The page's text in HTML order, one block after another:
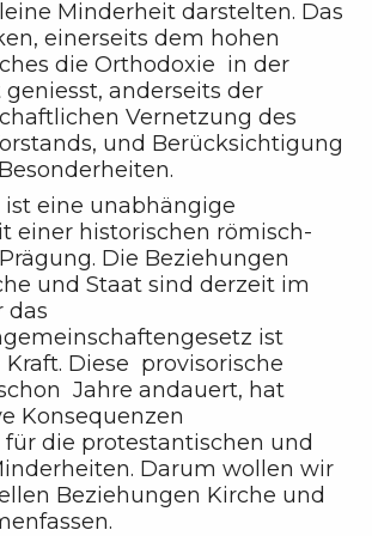
Minderheit darstelten. Das
einerseits dem hohen
die Orthodoxie in der
anderseits der
Vernetzung des
und Berücksichtigung
eine unabhängige
einer historischen römisch-
Die Beziehungen
und Staat sind derzeit im
das
ist
Diese provisorische
Jahre andauert, hat
Konsequenzen
für die protestantischen und
Darum wollen wir
Beziehungen Kirche und